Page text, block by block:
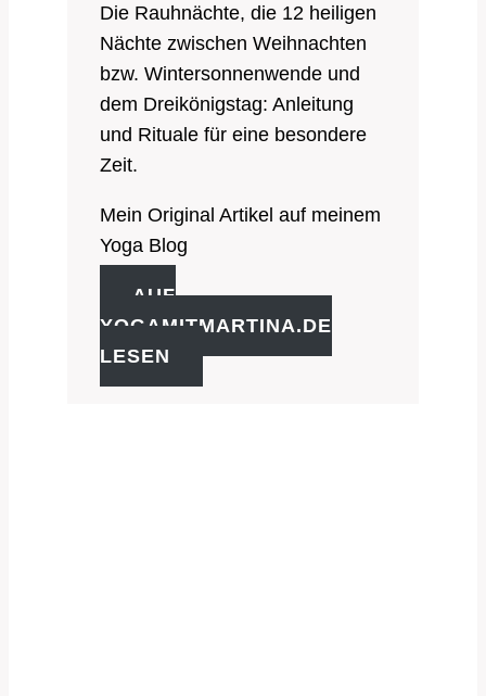
Die Rauhnächte, die 12 heiligen
Nächte zwischen Weihnachten
bzw. Wintersonnenwende und
dem Dreikönigstag: Anleitung
und Rituale für eine besondere
Zeit.
Mein Original Artikel auf meinem
Yoga Blog
AUF
YOGAMITMARTINA.DE
LESEN